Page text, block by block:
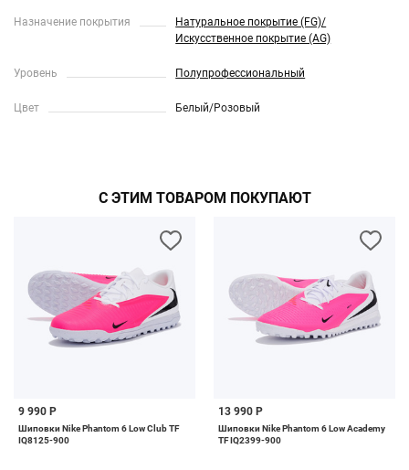
Назначение покрытия
Натуральное покрытие (FG)/
Искусственное покрытие (AG)
Уровень Полупрофессиональный
Цвет Белый/Розовый
С ЭТИМ ТОВАРОМ ПОКУПАЮТ
9 990 Р
Шиповки Nike Phantom 6 Low Club TF
IQ8125-900
13 990 Р
Шиповки Nike Phantom 6 Low Academy
TF IQ2399-900